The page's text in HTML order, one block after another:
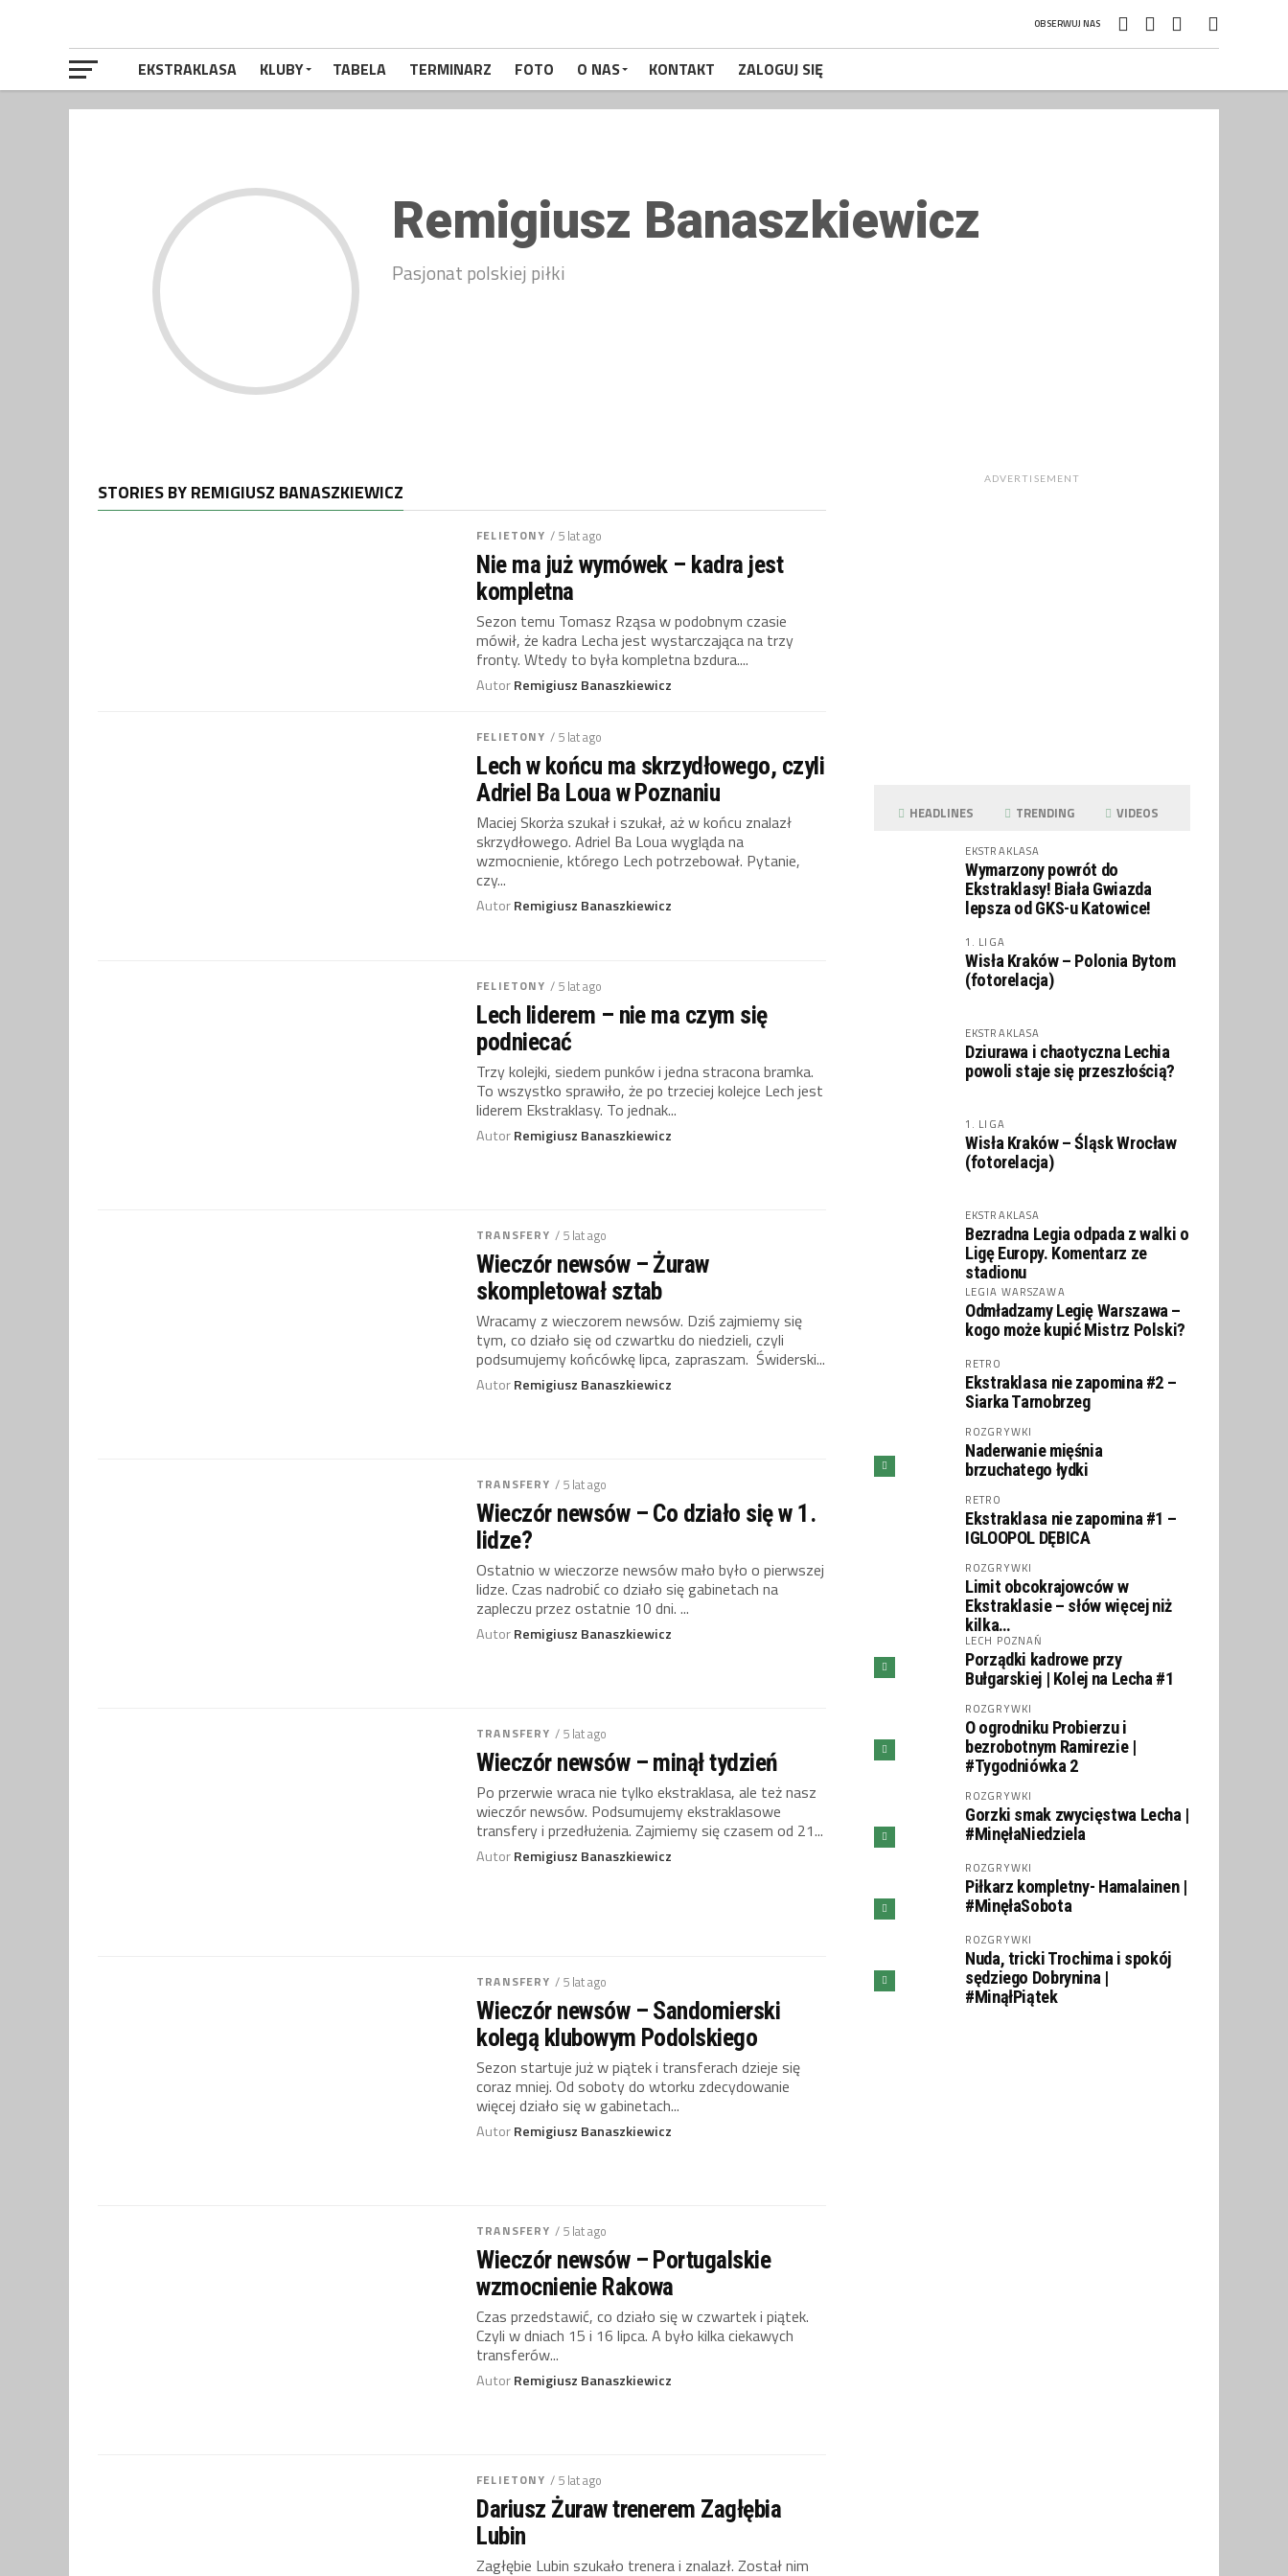
OBSERWUJ NAS
EKSTRAKLASA KLUBY TABELA TERMINARZ FOTO O NAS KONTAKT ZALOGUJ SIĘ
Remigiusz Banaszkiewicz
Pasjonat polskiej piłki
STORIES BY REMIGIUSZ BANASZKIEWICZ
FELIETONY / 5 lat ago
Nie ma już wymówek – kadra jest
kompletna
Sezon temu Tomasz Rząsa w podobnym czasie
mówił, że kadra Lecha jest wystarczająca na trzy
fronty. Wtedy to była kompletna bzdura....
AutorRemigiusz Banaszkiewicz
FELIETONY / 5 lat ago
Lech w końcu ma skrzydłowego, czyli
Adriel Ba Loua w Poznaniu
Maciej Skorża szukał i szukał, aż w końcu znalazł
skrzydłowego. Adriel Ba Loua wygląda na
wzmocnienie, którego Lech potrzebował. Pytanie,
czy...
AutorRemigiusz Banaszkiewicz
FELIETONY / 5 lat ago
Lech liderem – nie ma czym się
podniecać
Trzy kolejki, siedem punków i jedna stracona bramka.
To wszystko sprawiło, że po trzeciej kolejce Lech jest
liderem Ekstraklasy. To jednak...
AutorRemigiusz Banaszkiewicz
TRANSFERY / 5 lat ago
Wieczór newsów – Żuraw
skompletował sztab
Wracamy z wieczorem newsów. Dziś zajmiemy się
tym, co działo się od czwartku do niedzieli, czyli
podsumujemy końcówkę lipca, zapraszam. Świderski...
AutorRemigiusz Banaszkiewicz
TRANSFERY / 5 lat ago
Wieczór newsów – Co działo się w 1.
lidze?
Ostatnio w wieczorze newsów mało było o pierwszej
lidze. Czas nadrobić co działo się gabinetach na
zapleczu przez ostatnie 10 dni. ...
AutorRemigiusz Banaszkiewicz
TRANSFERY / 5 lat ago
Wieczór newsów – minął tydzień
Po przerwie wraca nie tylko ekstraklasa, ale też nasz
wieczór newsów. Podsumujemy ekstraklasowe
transfery i przedłużenia. Zajmiemy się czasem od 21...
AutorRemigiusz Banaszkiewicz
TRANSFERY / 5 lat ago
Wieczór newsów – Sandomierski
kolegą klubowym Podolskiego
Sezon startuje już w piątek i transferach dzieje się
coraz mniej. Od soboty do wtorku zdecydowanie
więcej działo się w gabinetach...
AutorRemigiusz Banaszkiewicz
TRANSFERY / 5 lat ago
Wieczór newsów – Portugalskie
wzmocnienie Rakowa
Czas przedstawić, co działo się w czwartek i piątek.
Czyli w dniach 15 i 16 lipca. A było kilka ciekawych
transferów...
AutorRemigiusz Banaszkiewicz
FELIETONY / 5 lat ago
Dariusz Żuraw trenerem Zagłębia
Lubin
Zagłębie Lubin szukało trenera i znalazł. Został nim
ADVERTISEMENT
HEADLINES TRENDING VIDEOS
EKSTRAKLASA
Wymarzony powrót do
Ekstraklasy! Biała Gwiazda
lepsza od GKS-u Katowice!
1. LIGA
Wisła Kraków – Polonia Bytom
(fotorelacja)
EKSTRAKLASA
Dziurawa i chaotyczna Lechia
powoli staje się przeszłością?
1. LIGA
Wisła Kraków – Śląsk Wrocław
(fotorelacja)
EKSTRAKLASA
Bezradna Legia odpada z walki o
Ligę Europy. Komentarz ze
stadionu
LEGIA WARSZAWA
Odmładzamy Legię Warszawa –
kogo może kupić Mistrz Polski?
RETRO
Ekstraklasa nie zapomina #2 –
Siarka Tarnobrzeg
ROZGRYWKI
Naderwanie mięśnia
brzuchatego łydki
RETRO
Ekstraklasa nie zapomina #1 –
IGLOOPOL DĘBICA
ROZGRYWKI
Limit obcokrajowców w
Ekstraklasie – słów więcej niż
kilka…
LECH POZNAŃ
Porządki kadrowe przy
Bułgarskiej | Kolej na Lecha #1
ROZGRYWKI
O ogrodniku Probierzu i
bezrobotnym Ramirezie |
#Tygodniówka 2
ROZGRYWKI
Gorzki smak zwycięstwa Lecha |
#MinęłaNiedziela
ROZGRYWKI
Piłkarz kompletny- Hamalainen |
#MinęłaSobota
ROZGRYWKI
Nuda, tricki Trochima i spokój
sędziego Dobrynina |
#MinąłPiątek